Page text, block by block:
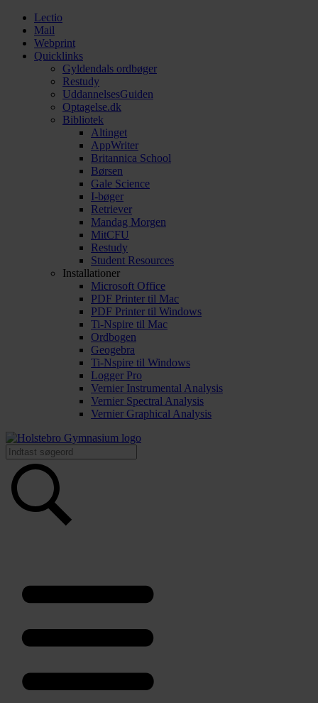
Lectio
Mail
Webprint
Quicklinks
Gyldendals ordbøger
Restudy
UddannelsesGuiden
Optagelse.dk
Bibliotek
Altinget
AppWriter
Britannica School
Børsen
Gale Science
I-bøger
Retriever
Mandag Morgen
MitCFU
Restudy
Student Resources
Installationer
Microsoft Office
PDF Printer til Mac
PDF Printer til Windows
Ti-Nspire til Mac
Ordbogen
Geogebra
Ti-Nspire til Windows
Logger Pro
Vernier Instrumental Analysis
Vernier Spectral Analysis
Vernier Graphical Analysis